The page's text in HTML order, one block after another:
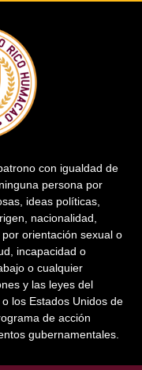
con igualdad de
persona por
ideas políticas,
nacionalidad,
orientación sexual o
incapacidad o
o cualquier
y las leyes del
los Estados Unidos de
de acción
gubernamentales.